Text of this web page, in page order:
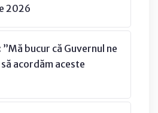
2026
bucur că Guvernul ne
acordăm aceste